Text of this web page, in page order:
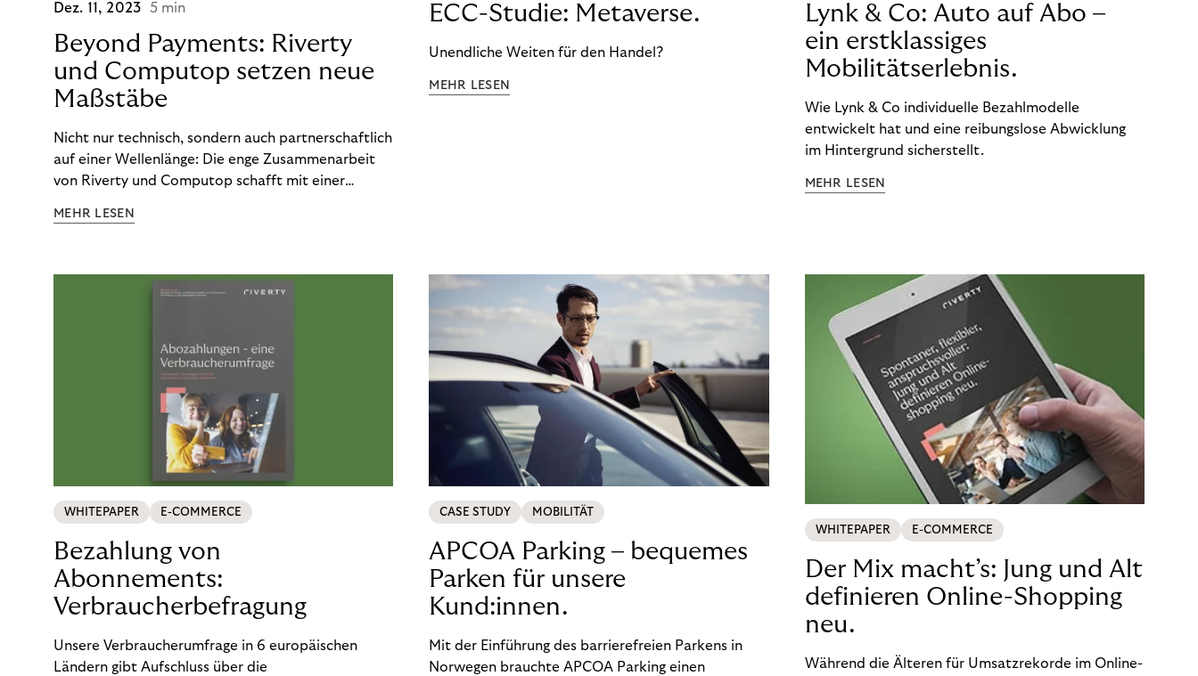
Dez. 11, 2023 5 min
Beyond Payments: Riverty
und Computop setzen neue
Maßstäbe
Nicht nur technisch, sondern auch partnerschaftlich
auf einer Wellenlänge: Die enge Zusammenarbeit
von Riverty und Computop schafft mit einer
Zahlungsabwicklung echte Mehrwerte für Händler.
MEHR LESEN
ECC-Studie: Metaverse.
Unendliche Weiten für den Handel?
MEHR LESEN
Lynk & Co: Auto auf Abo –
ein erstklassiges
Mobilitätserlebnis.
Wie Lynk & Co individuelle Bezahlmodelle
entwickelt hat und eine reibungslose Abwicklung
im Hintergrund sicherstellt.
MEHR LESEN
WHITEPAPER E-COMMERCE
Bezahlung von
Abonnements:
Verbraucherbefragung
Unsere Verbraucherumfrage in 6 europäischen
Ländern gibt Aufschluss über die
CASE STUDY MOBILITÄT
APCOA Parking – bequemes
Parken für unsere
Kund:innen.
Mit der Einführung des barrierefreien Parkens in
Norwegen brauchte APCOA Parking einen
WHITEPAPER E-COMMERCE
Der Mix macht’s: Jung und Alt
definieren Online-Shopping
neu.
Während die Älteren für Umsatzrekorde im Online-